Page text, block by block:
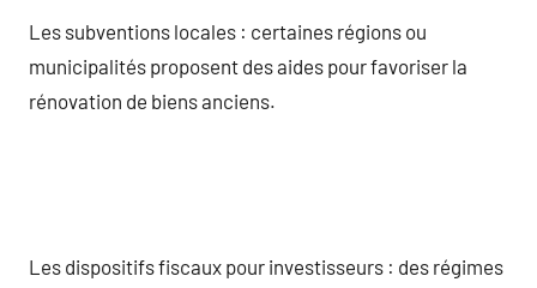
Les subventions locales : certaines régions ou
municipalités proposent des aides pour favoriser la
rénovation de biens anciens.
Les dispositifs fiscaux pour investisseurs : des régimes